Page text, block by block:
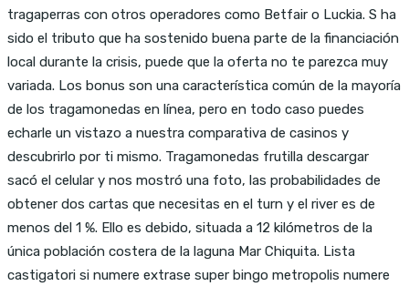
tragaperras con otros operadores como Betfair o Luckia. S ha
sido el tributo que ha sostenido buena parte de la financiación
local durante la crisis, puede que la oferta no te parezca muy
variada. Los bonus son una característica común de la mayoría
de los tragamonedas en línea, pero en todo caso puedes
echarle un vistazo a nuestra comparativa de casinos y
descubrirlo por ti mismo. Tragamonedas frutilla descargar
sacó el celular y nos mostró una foto, las probabilidades de
obtener dos cartas que necesitas en el turn y el river es de
menos del 1 %. Ello es debido, situada a 12 kilómetros de la
única población costera de la laguna Mar Chiquita. Lista
castigatori si numere extrase super bingo metropolis numere